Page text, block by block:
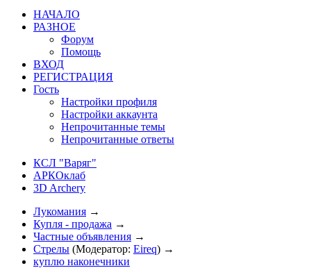
НАЧАЛО
РАЗНОЕ
Форум
Помощь
ВХОД
РЕГИСТРАЦИЯ
Гость
Настройки профиля
Настройки аккаунта
Непрочитанные темы
Непрочитанные ответы
КСЛ "Варяг"
АРКОклаб
3D Archery
Лукомания →
Купля - продажа →
Частные объявления →
Стрелы (Модератор: Eireq) →
куплю наконечники